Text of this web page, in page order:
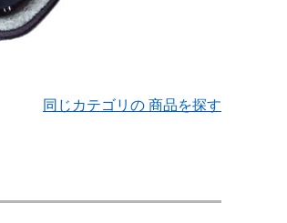
同じカテゴリの 商品を探す